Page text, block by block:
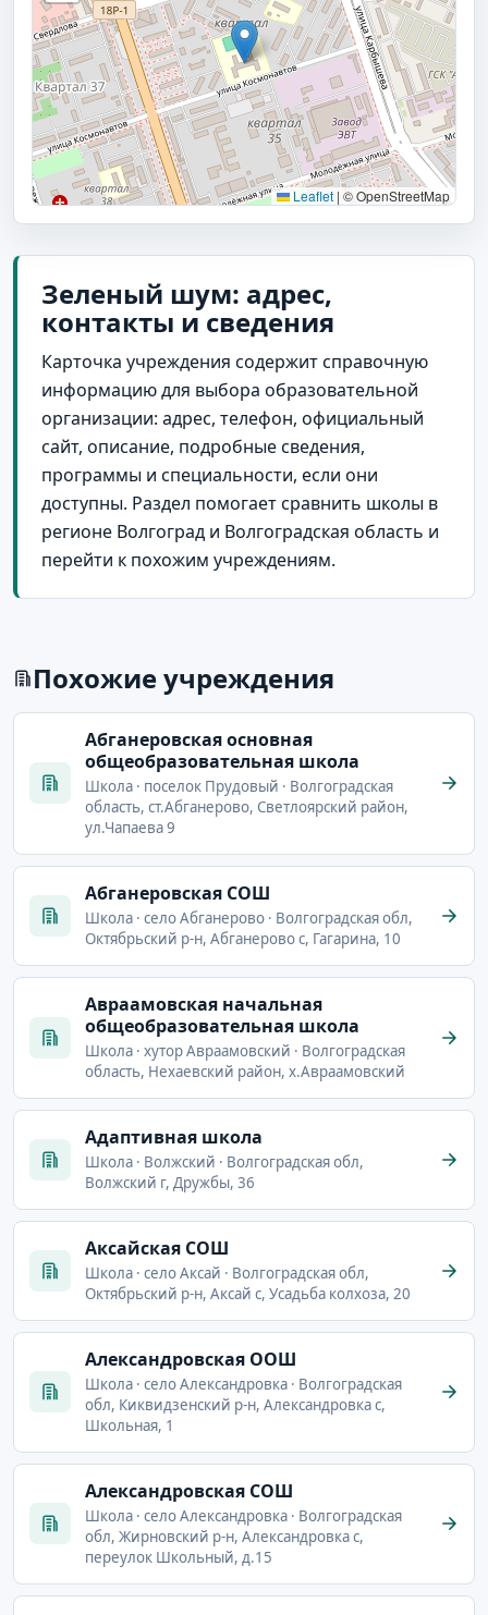
Leaflet | © OpenStreetMap
Зеленый шум: адрес,
контакты и сведения
Карточка учреждения содержит справочную
информацию для выбора образовательной
организации: адрес, телефон, официальный
сайт, описание, подробные сведения,
программы и специальности, если они
доступны. Раздел помогает сравнить школы в
регионе Волгоград и Волгоградская область и
перейти к похожим учреждениям.
Похожие учреждения
Абганеровская основная
общеобразовательная школа
Школа · поселок Прудовый · Волгоградская
область, ст.Абганерово, Светлоярский район,
ул.Чапаева 9
Абганеровская СОШ
Школа · село Абганерово · Волгоградская обл,
Октябрьский р-н, Абганерово с, Гагарина, 10
Авраамовская начальная
общеобразовательная школа
Школа · хутор Авраамовский · Волгоградская
область, Нехаевский район, х.Авраамовский
Адаптивная школа
Школа · Волжский · Волгоградская обл,
Волжский г, Дружбы, 36
Аксайская СОШ
Школа · село Аксай · Волгоградская обл,
Октябрьский р-н, Аксай с, Усадьба колхоза, 20
Александровская ООШ
Школа · село Александровка · Волгоградская
обл, Киквидзенский р-н, Александровка с,
Школьная, 1
Александровская СОШ
Школа · село Александровка · Волгоградская
обл, Жирновский р-н, Александровка с,
переулок Школьный, д.15